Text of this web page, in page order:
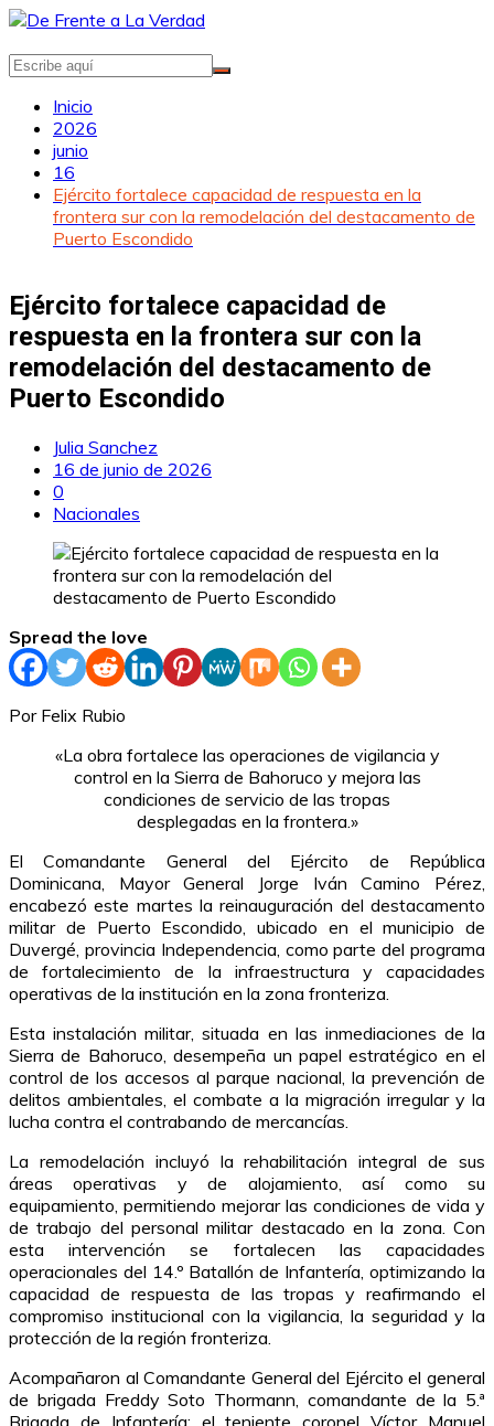
Saltar
contenido
Inicio
2026
junio
16
Ejército fortalece capacidad de respuesta en la
frontera sur con la remodelación del destacamento de
Puerto Escondido
Ejército fortalece capacidad de
respuesta en la frontera sur con la
remodelación del destacamento de
Puerto Escondido
Julia Sanchez
16 de junio de 2026
0
Nacionales
Spread the love
Por Felix Rubio
«La obra fortalece las operaciones de vigilancia y
control en la Sierra de Bahoruco y mejora las
condiciones de servicio de las tropas
desplegadas en la frontera.»
El Comandante General del Ejército de República
Dominicana, Mayor General Jorge Iván Camino Pérez,
encabezó este martes la reinauguración del destacamento
militar de Puerto Escondido, ubicado en el municipio de
Duvergé, provincia Independencia, como parte del programa
de fortalecimiento de la infraestructura y capacidades
operativas de la institución en la zona fronteriza.
Esta instalación militar, situada en las inmediaciones de la
Sierra de Bahoruco, desempeña un papel estratégico en el
control de los accesos al parque nacional, la prevención de
delitos ambientales, el combate a la migración irregular y la
lucha contra el contrabando de mercancías.
La remodelación incluyó la rehabilitación integral de sus
áreas operativas y de alojamiento, así como su
equipamiento, permitiendo mejorar las condiciones de vida y
de trabajo del personal militar destacado en la zona. Con
esta intervención se fortalecen las capacidades
operacionales del 14.º Batallón de Infantería, optimizando la
capacidad de respuesta de las tropas y reafirmando el
compromiso institucional con la vigilancia, la seguridad y la
protección de la región fronteriza.
Acompañaron al Comandante General del Ejército el general
de brigada Freddy Soto Thormann, comandante de la 5.ª
Brigada de Infantería; el teniente coronel Víctor Manuel